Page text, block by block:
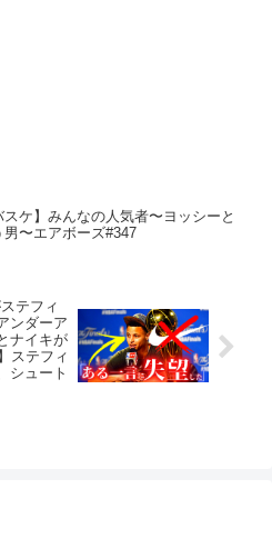
スケ】みんなの人気者〜ヨッシーと
男〜エアボーズ#347
テフィ
ンダーア
ナイキが
ステフィ
シュート